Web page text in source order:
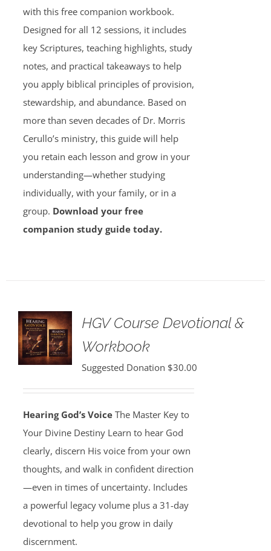
with this free companion workbook.
Designed for all 12 sessions, it includes
key Scriptures, teaching highlights, study
notes, and practical takeaways to help
you apply biblical principles of provision,
stewardship, and abundance. Based on
more than seven decades of Dr. Morris
Cerullo’s ministry, this guide will help
you retain each lesson and grow in your
understanding—whether studying
individually, with your family, or in a
group. Download your free
companion study guide today.
HGV Course Devotional &
Workbook
Suggested Donation $30.00
Hearing God’s VoiceThe Master Key to
Your Divine Destiny Learn to hear God
clearly, discern His voice from your own
thoughts, and walk in confident direction
—even in times of uncertainty. Includes
a powerful legacy volume plus a 31-day
devotional to help you grow in daily
discernment.